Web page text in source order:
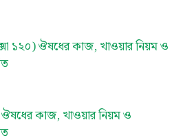
১২০) ঔষধের কাজ, খাওয়ার নিয়ম ও
কাজ, খাওয়ার নিয়ম ও